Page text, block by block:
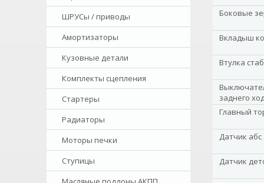
ШРУСы / приводы
Амортизаторы
Кузовные детали
Комплекты сцепления
Стартеры
Радиаторы
Моторы печки
Ступицы
Боковые
Вкладыш
Втулка
заднего
Главный
Датчик
Датчик